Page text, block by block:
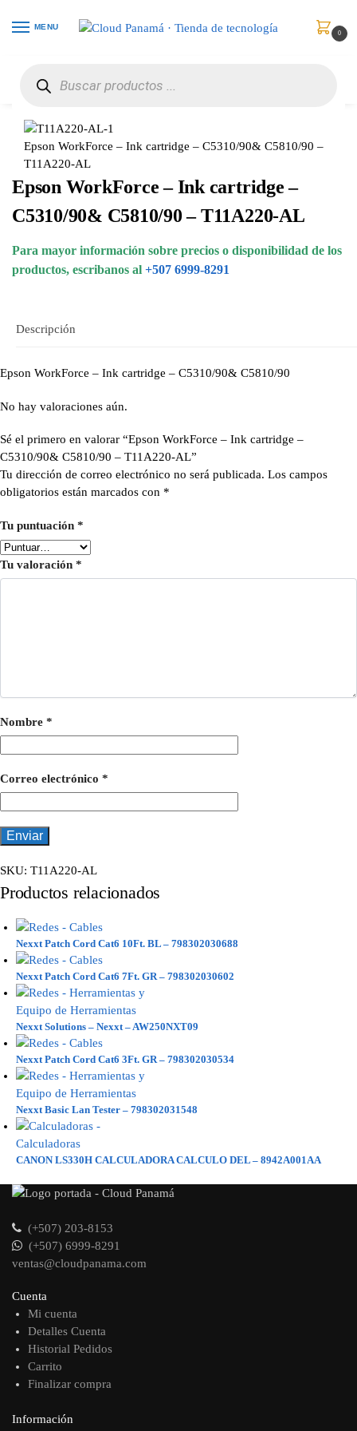
MENU
0
Epson WorkForce – Ink cartridge – C5310/90& C5810/90 –
T11A220-AL
Epson WorkForce – Ink cartridge –
C5310/90& C5810/90 – T11A220-AL
Para mayor información sobre precios o disponibilidad de los
productos, escribanos al +507 6999-8291
Descripción
Epson WorkForce – Ink cartridge – C5310/90& C5810/90
No hay valoraciones aún.
Sé el primero en valorar “Epson WorkForce – Ink cartridge –
C5310/90& C5810/90 – T11A220-AL”
Tu dirección de correo electrónico no será publicada. Los campos
obligatorios están marcados con *
Tu puntuación *
Tu valoración *
Nombre *
Correo electrónico *
SKU: T11A220-AL
Productos relacionados
Nexxt Patch Cord Cat6 10Ft. BL – 798302030688
Nexxt Patch Cord Cat6 7Ft. GR – 798302030602
Nexxt Solutions – Nexxt – AW250NXT09
Nexxt Patch Cord Cat6 3Ft. GR – 798302030534
Nexxt Basic Lan Tester – 798302031548
CANON LS330H CALCULADORA CALCULO DEL – 8942A001AA
(+507) 203-8153
(+507) 6999-8291
ventas@cloudpanama.com
Cuenta
Mi cuenta
Detalles Cuenta
Historial Pedidos
Carrito
Finalizar compra
Información